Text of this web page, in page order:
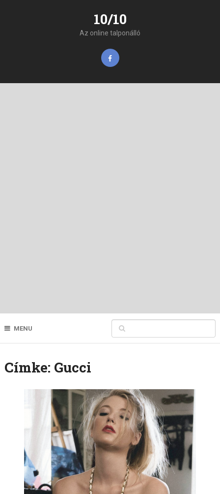
10/10
Az online talponálló
MENU
Címke: Gucci